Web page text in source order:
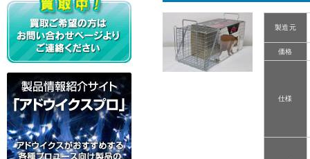
製造元
価格
仕様